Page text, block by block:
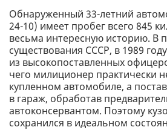
Обнаруженный 33-летний
24-10) имеет пробег всего 845
весьма интересную историю. В
существования СССР, в 1989
из высокопоставленных
чего милиционер практически
купленном автомобиле, а
в гараж, обработав
автоконсервантом. Поэтому
сохранился в идеальном